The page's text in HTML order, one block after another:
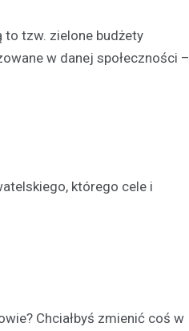
to tzw. zielone budżety
w danej społeczności –
którego cele i
Chciałbyś zmienić coś w
kwietnia 2026
Piecki, we wtorkowe